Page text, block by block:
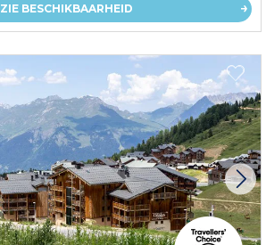
ZIE BESCHIKBAARHEID